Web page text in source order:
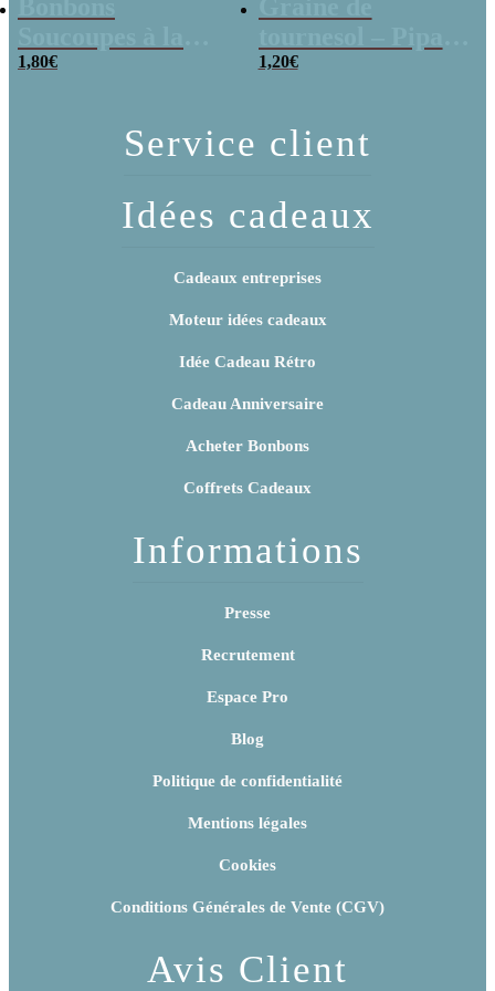
poudre (x20)
1,80€
x 3
1,20€
Service client
Idées cadeaux
Cadeaux entreprises
Moteur idées cadeaux
Idée Cadeau Rétro
Cadeau Anniversaire
Acheter Bonbons
Coffrets Cadeaux
Informations
Presse
Recrutement
Espace Pro
Blog
Politique de confidentialité
Mentions légales
Cookies
Conditions Générales de Vente (CGV)
Avis Client